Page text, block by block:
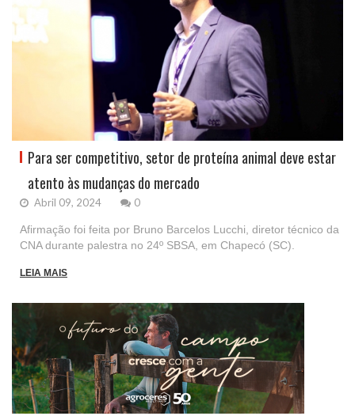
Para ser competitivo, setor de proteína animal deve estar
atento às mudanças do mercado
Abril 09, 2024 0
Afirmação foi feita por Bruno Barcelos Lucchi, diretor técnico da
CNA durante palestra no 24º SBSA, em Chapecó (SC).
LEIA MAIS